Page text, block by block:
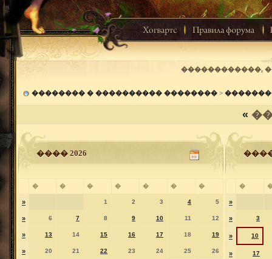
������������,
�������� � ���������� �������� >
«
���� 2026
� � � � � � �
» 1 2 3 4 5
» 6 7 8 9 10 11 12
» 13 14 15 16 17 18 19
» 20 21 22 23 24 25 26
�
»
» 3
» 10
» 17